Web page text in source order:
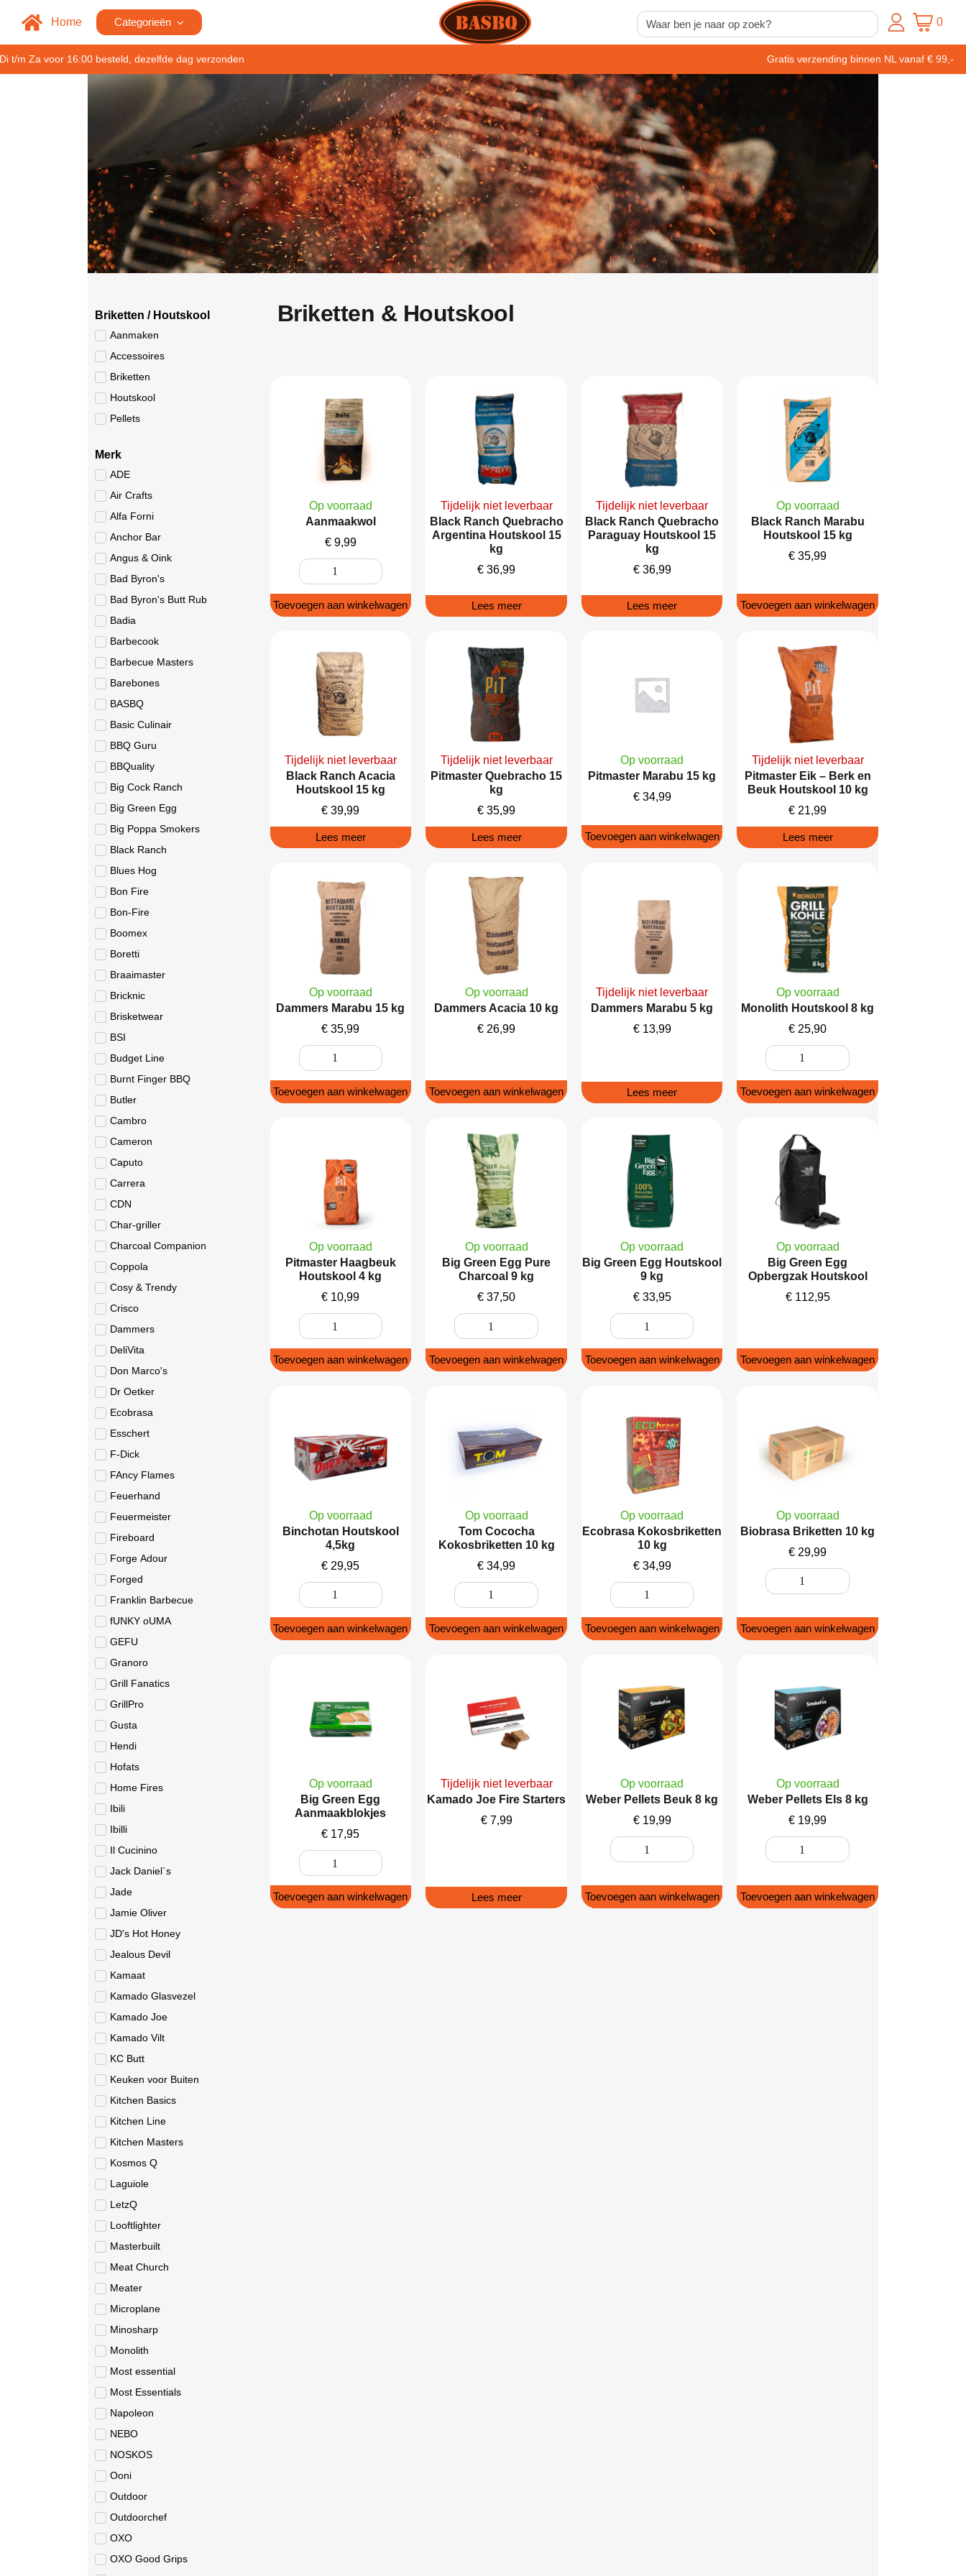
Home Categorieën 0
t/m Za voor 16:00 besteld, dezelfde dag verzonden Gratis verzending binnen NL vanaf € 99,-
Briketten / Houtskool
Aanmaken
Accessoires
Briketten
Houtskool
Pellets
Merk
ADE
Air Crafts
Alfa Forni
Anchor Bar
Angus & Oink
Bad Byron's
Bad Byron's Butt Rub
Badia
Barbecook
Barbecue Masters
Barebones
BASBQ
Basic Culinair
BBQ Guru
BBQuality
Big Cock Ranch
Big Green Egg
Big Poppa Smokers
Black Ranch
Blues Hog
Bon Fire
Bon-Fire
Boomex
Boretti
Braaimaster
Bricknic
Brisketwear
BSI
Budget Line
Burnt Finger BBQ
Butler
Cambro
Cameron
Caputo
Carrera
CDN
Char-griller
Charcoal Companion
Coppola
Cosy & Trendy
Crisco
Dammers
DeliVita
Don Marco's
Dr Oetker
Ecobrasa
Esschert
F-Dick
FAncy Flames
Feuerhand
Feuermeister
Fireboard
Forge Adour
Forged
Franklin Barbecue
fUNKY oUMA
GEFU
Granoro
Grill Fanatics
GrillPro
Gusta
Hendi
Hofats
Home Fires
Ibili
Ibilli
Il Cucinino
Jack Daniel`s
Jade
Jamie Oliver
JD's Hot Honey
Jealous Devil
Kamaat
Kamado Glasvezel
Kamado Joe
Kamado Vilt
KC Butt
Keuken voor Buiten
Kitchen Basics
Kitchen Line
Kitchen Masters
Kosmos Q
Laguiole
LetzQ
Looftlighter
Masterbuilt
Meat Church
Meater
Microplane
Minosharp
Monolith
Most essential
Most Essentials
Napoleon
NEBO
NOSKOS
Ooni
Outdoor
Outdoorchef
OXO
OXO Good Grips
Briketten & Houtskool​
Op voorraad
Aanmaakwol
€9,99
Toevoegen aan winkelwagen
Tijdelijk niet leverbaar
Black Ranch Quebracho
Argentina Houtskool 15
kg
€ 36,99
Lees meer
Tijdelijk niet leverbaar
Black Ranch Quebracho
Paraguay Houtskool 15
kg
€36,99
Lees meer
Op voorraad
Black Ranch Marabu
Houtskool 15 kg
€ 35,99
Toevoegen aan winkelwagen
Tijdelijk niet leverbaar
Black Ranch Acacia
Houtskool 15 kg
€ 39,99
Lees meer
Tijdelijk niet leverbaar
Pitmaster Quebracho 15
kg
€ 35,99
Lees meer
Op voorraad
Pitmaster Marabu 15 kg
€34,99
Toevoegen aan winkelwagen
Tijdelijk niet leverbaar
Pitmaster Eik – Berk en
Beuk Houtskool 10 kg
€ 21,99
Lees meer
Op voorraad
Dammers Marabu 15 kg
€ 35,99
Toevoegen aan winkelwagen
Op voorraad
Dammers Acacia 10 kg
€ 26,99
Toevoegen aan winkelwagen
Tijdelijk niet leverbaar
Dammers Marabu 5 kg
€13,99
Lees meer
Op voorraad
Monolith Houtskool 8 kg
€ 25,90
Toevoegen aan winkelwagen
Op voorraad
Pitmaster Haagbeuk
Houtskool 4 kg
€ 10,99
Toevoegen aan winkelwagen
Op voorraad
Big Green Egg Pure
Charcoal 9 kg
€ 37,50
Toevoegen aan winkelwagen
Op voorraad
Big Green Egg Houtskool
9 kg
€33,95
Toevoegen aan winkelwagen
Op voorraad
Big Green Egg
Opbergzak Houtskool
€112,95
Toevoegen aan winkelwagen
Op voorraad
Binchotan Houtskool
4,5kg
€ 29,95
Toevoegen aan winkelwagen
Op voorraad
Tom Cococha
Kokosbriketten 10 kg
€ 34,99
Toevoegen aan winkelwagen
Op voorraad
Ecobrasa Kokosbriketten
10 kg
€34,99
Toevoegen aan winkelwagen
Op voorraad
Biobrasa Briketten 10 kg
€ 29,99
Toevoegen aan winkelwagen
Op voorraad
Big Green Egg
Aanmaakblokjes
€ 17,95
Toevoegen aan winkelwagen
Tijdelijk niet leverbaar
Kamado Joe Fire Starters
€7,99
Lees meer
Op voorraad
Weber Pellets Beuk 8 kg
€19,99
Toevoegen aan winkelwagen
Op voorraad
Weber Pellets Els 8 kg
€ 19,99
Toevoegen aan winkelwagen